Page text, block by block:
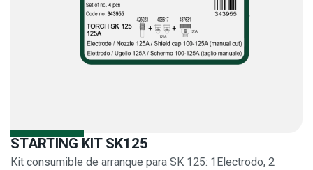
STARTING KIT SK125
Kit consumible de arranque para SK 125: 1Electrodo, 2